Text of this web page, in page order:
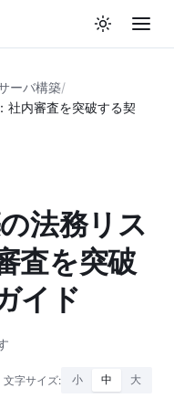
ーバ構築/
社内審査を突破する契
法務リス
査を突破
イド
文字サイズ: 小 中 大